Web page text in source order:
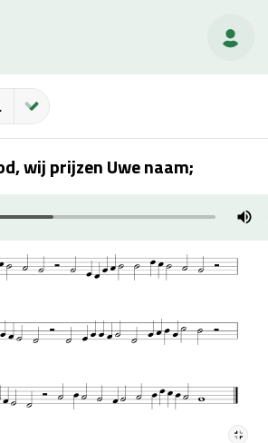
U, O God, Wij Prijzen Uwe Naam;
wij prijzen Uwe naam;